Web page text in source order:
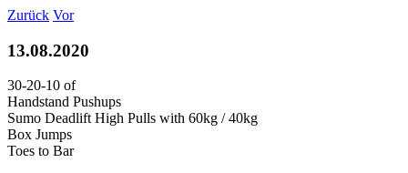
Zum
springen
Zurück Vor
13.08.2020
30-20-10 of
Handstand Pushups
Sumo Deadlift High Pulls with 60kg / 40kg
Box Jumps
Toes to Bar